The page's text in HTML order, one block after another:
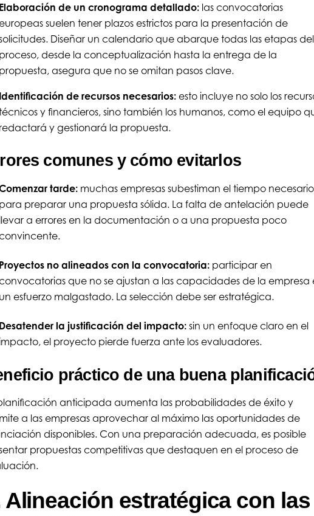
Elaboración de un cronograma detallado:las convocatorias
suelen tener plazos estrictos para la presentación de
Diseñar un calendario que abarque todas las etapas del
proceso, desde la conceptualización hasta la entrega de la
propuesta, asegura que no se omitan pasos clave.
Identificación de recursos necesarios:esto incluye no solo los
y financieros, sino también los humanos, como el equipo
y gestionará la propuesta.
comunes y cómo evitarlos
tarde:muchas empresas subestiman el tiempo necesario
para preparar una propuesta sólida. La falta de antelación puede
llevar a errores en la documentación o a una propuesta poco
Proyectos no alineados con la convocatoria:participar en
que no se ajustan a las capacidades de la empresa
un esfuerzo malgastado. La selección debe ser estratégica.
Desatender la justificación del impacto:sin un enfoque claro en el
el proyecto pierde fuerza ante los evaluadores.
práctico de una buena
anticipada aumenta las probabilidades de éxito y
a las empresas aprovechar al máximo las oportunidades de
disponibles. Con una preparación adecuada, es posible
propuestas competitivas que destaquen en el proceso de
Alineación estratégica con las